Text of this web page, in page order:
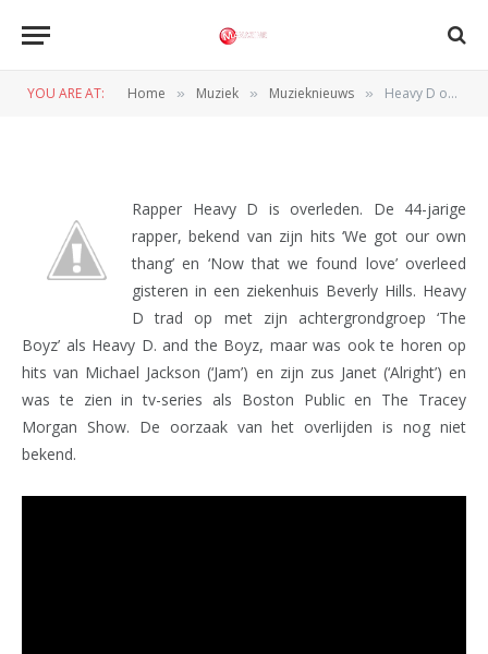
YOU ARE AT: Home » Muziek » Muzieknieuws » Heavy D overleden
Rapper Heavy D is overleden. De 44-jarige
rapper, bekend van zijn hits ‘We got our own
thang’ en ‘Now that we found love’ overleed
gisteren in een ziekenhuis Beverly Hills. Heavy
D trad op met zijn achtergrondgroep ‘The
Boyz’ als Heavy D. and the Boyz, maar was ook te horen op
hits van Michael Jackson (‘Jam’) en zijn zus Janet (‘Alright’) en
was te zien in tv-series als Boston Public en The Tracey
Morgan Show. De oorzaak van het overlijden is nog niet
bekend.